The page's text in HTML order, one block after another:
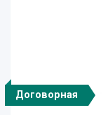
Договорная